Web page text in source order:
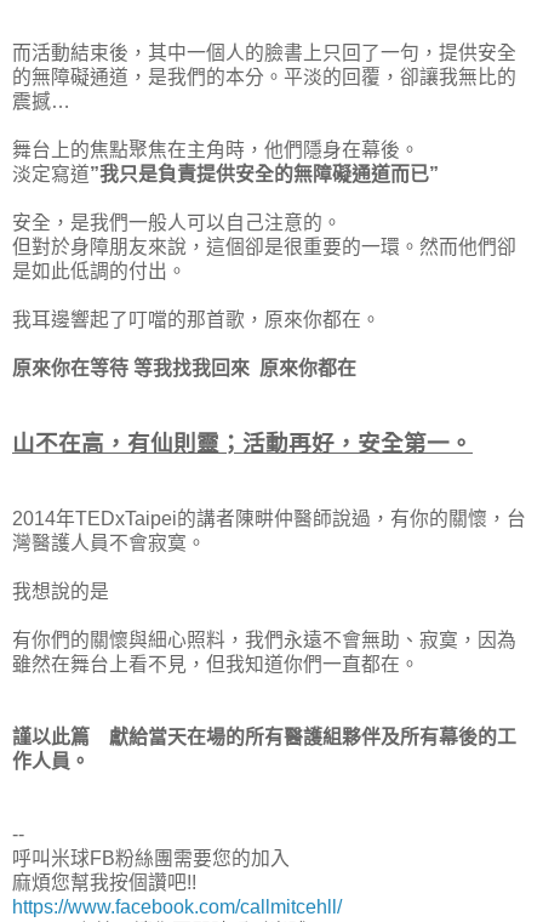
而活動結束後，其中一個人的臉書上只回了一句，提供安全
的無障礙通道，是我們的本分。平淡的回覆，卻讓我無比的
震撼…
舞台上的焦點聚焦在主角時，他們隱身在幕後。
淡定寫道”我只是負責提供安全的無障礙通道而已”
安全，是我們一般人可以自己注意的。
但對於身障朋友來說，這個卻是很重要的一環。然而他們卻
是如此低調的付出。
我耳邊響起了叮噹的那首歌，原來你都在。
原來你在等待 等我找我回來 原來你都在
山不在高，有仙則靈；活動再好，安全第一。
2014年TEDxTaipei的講者陳畊仲醫師說過，有你的關懷，台
灣醫護人員不會寂寞。
我想說的是
有你們的關懷與細心照料，我們永遠不會無助、寂寞，因為
雖然在舞台上看不見，但我知道你們一直都在。
謹以此篇 獻給當天在場的所有醫護組夥伴及所有幕後的工
作人員。
--
呼叫米球FB粉絲團需要您的加入
麻煩您幫我按個讚吧!!
https://www.facebook.com/callmitcehll/